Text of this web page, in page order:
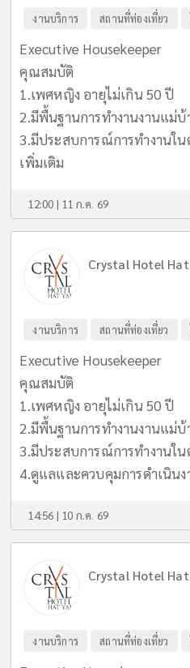
งานบริการ สถานที่ท่องเที่ยว
Executive Housekeeper
คุณสมบัติ
1.เพศหญิง อายุไม่เกิน 50 ปี
2.มีพื้นฐานการทำงานงานแม่
3.มีประสบการณ์การทำงานใ
เพิ่มเติม
12:00 | 11 ก.ค. 69
Crystal Hotel Hat
งานบริการ สถานที่ท่องเที่ยว
Executive Housekeeper
คุณสมบัติ
1.เพศหญิง อายุไม่เกิน 50 ปี
2.มีพื้นฐานการทำงานงานแม่
3.มีประสบการณ์การทำงานใ
4.ดูแลและควบคุมการดำเนินง
14:56 | 10 ก.ค. 69
Crystal Hotel Hat
งานบริการ สถานที่ท่องเที่ยว